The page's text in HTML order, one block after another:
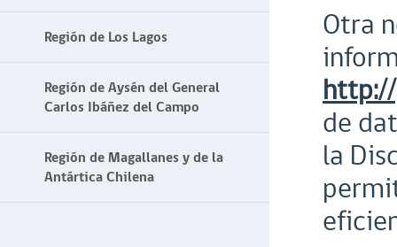
Región de Los Lagos
Región de Aysén del General
Carlos Ibáñez del Campo
Región de Magallanes y de la
Antártica Chilena
Otra
de
la